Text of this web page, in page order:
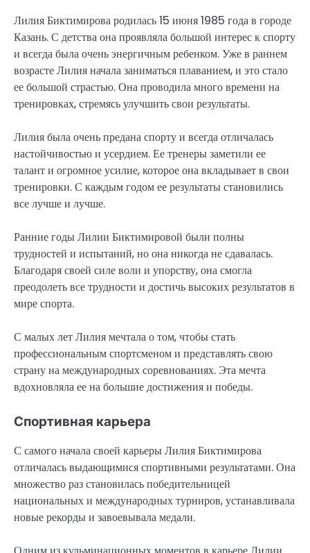
Лилия Биктимирова родилась 15 июня 1985 года в городе
Казань. С детства она проявляла большой интерес к спорту
и всегда была очень энергичным ребенком. Уже в раннем
возрасте Лилия начала заниматься плаванием, и это стало
ее большой страстью. Она проводила много времени на
тренировках, стремясь улучшить свои результаты.
Лилия была очень предана спорту и всегда отличалась
настойчивостью и усердием. Ее тренеры заметили ее
талант и огромное усилие, которое она вкладывает в свои
тренировки. С каждым годом ее результаты становились
все лучше и лучше.
Ранние годы Лилии Биктимировой были полны
трудностей и испытаний, но она никогда не сдавалась.
Благодаря своей силе воли и упорству, она смогла
преодолеть все трудности и достичь высоких результатов в
мире спорта.
С малых лет Лилия мечтала о том, чтобы стать
профессиональным спортсменом и представлять свою
страну на международных соревнованиях. Эта мечта
вдохновляла ее на большие достижения и победы.
Спортивная карьера
С самого начала своей карьеры Лилия Биктимирова
отличалась выдающимися спортивными результатами. Она
множество раз становилась победительницей
национальных и международных турниров, устанавливала
новые рекорды и завоевывала медали.